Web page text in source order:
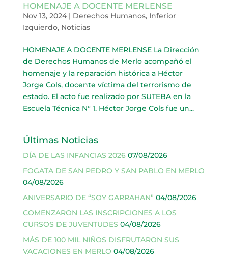
HOMENAJE A DOCENTE MERLENSE
Nov 13, 2024| Derechos Humanos, Inferior
Izquierdo, Noticias
HOMENAJE A DOCENTE MERLENSE La Dirección
de Derechos Humanos de Merlo acompañó el
homenaje y la reparación histórica a Héctor
Jorge Cols, docente víctima del terrorismo de
estado. El acto fue realizado por SUTEBA en la
Escuela Técnica N° 1. Héctor Jorge Cols fue un...
Últimas Noticias
DÍA DE LAS INFANCIAS 2026 07/08/2026
FOGATA DE SAN PEDRO Y SAN PABLO EN MERLO
04/08/2026
ANIVERSARIO DE “SOY GARRAHAN” 04/08/2026
COMENZARON LAS INSCRIPCIONES A LOS
CURSOS DE JUVENTUDES 04/08/2026
MÁS DE 100 MIL NIÑOS DISFRUTARON SUS
VACACIONES EN MERLO 04/08/2026